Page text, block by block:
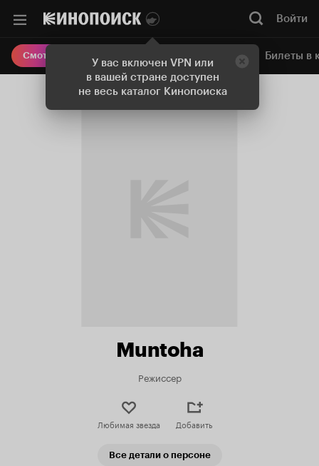
У вас включен VPN или
в вашей стране доступен
не весь каталог Кинопоиска
Войти
Смотреть кино Онлайн-кинотеатр Билеты в
Muntoha
Режиссер
Любимая звезда Добавить
Все детали о персоне